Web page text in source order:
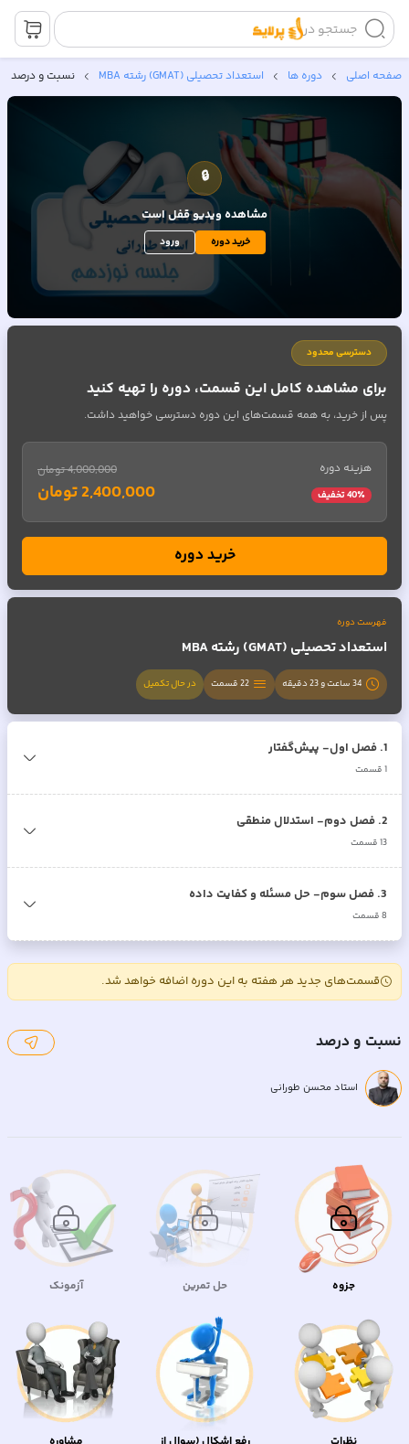
جستجو در
صفحه اصلی دوره ها استعداد تحصیلی (GMAT) رشته MBA نسبت و درصد
🔒
مشاهده ویدیوقفل است
خرید دوره ورود
دسترسی محدود
برای مشاهده کامل این قسمت، دوره را تهیه کنید
پس از خرید، به همه قسمت‌های این دوره دسترسی خواهید داشت.
هزینه دوره
40٪ تخفیف
4,000,000 تومان
2,400,000 تومان
خرید دوره
فهرست دوره
استعداد تحصیلی (GMAT) رشته MBA
34 ساعت و 23 دقیقه 22قسمت در حال تکمیل
1
. فصل اول- پیش‌گفتار
1قسمت
2
. فصل دوم- استدلال منطقی
13قسمت
3
. فصل سوم- حل مسئله و کفایت داده
8قسمت
قسمت‌های جدید هر هفته به این دوره اضافه خواهد شد.
نسبت و درصد
استاد محسن طورانی
جزوه حل تمرین آزمونک